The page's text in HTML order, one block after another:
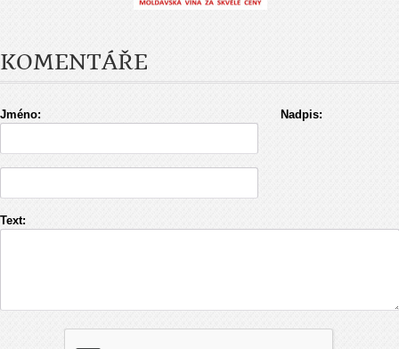
KOMENTÁŘE
Jméno: Nadpis:
Text: